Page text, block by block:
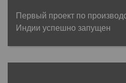
Первый проект по
Индии успешно запущен